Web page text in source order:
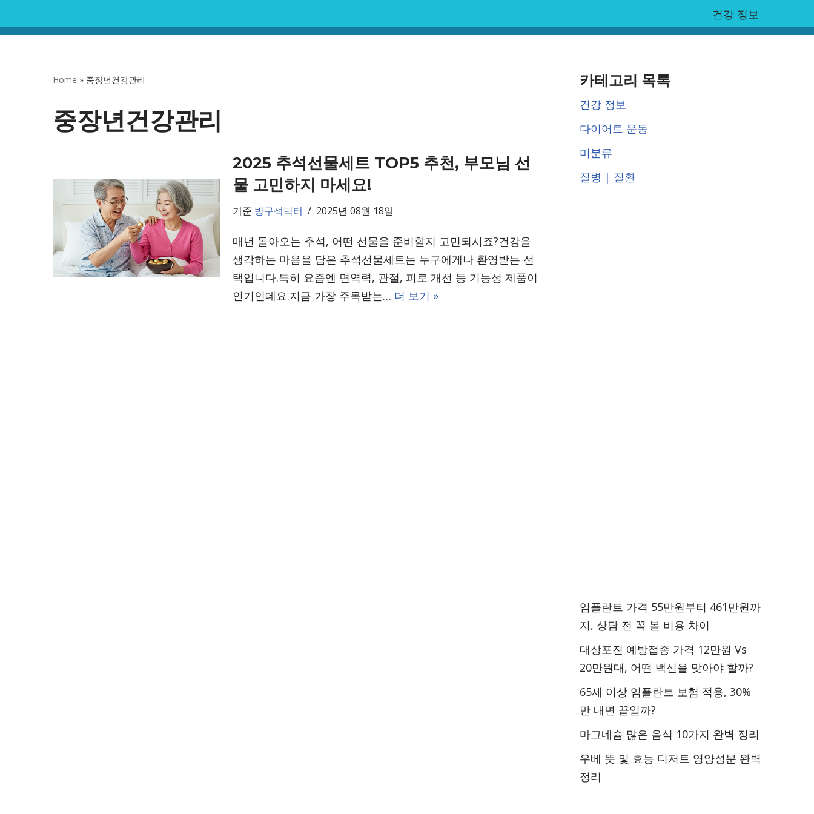
콘
건강 정보
Home » 중장년건강관리
중장년건강관리
2025 추석선물세트 TOP5 추천, 부모님 선
물 고민하지 마세요!
기준 방구석닥터 2025년 08월 18일
매년 돌아오는 추석, 어떤 선물을 준비할지 고민되시죠?건강을
생각하는 마음을 담은 추석선물세트는 누구에게나 환영받는 선
택입니다.특히 요즘엔 면역력, 관절, 피로 개선 등 기능성 제품이
인기인데요.지금 가장 주목받는… 더 보기 »
카테고리 목록
건강 정보
다이어트 운동
미분류
질병 | 질환
임플란트 가격 55만원부터 461만원까
지, 상담 전 꼭 볼 비용 차이
대상포진 예방접종 가격 12만원 Vs
20만원대, 어떤 백신을 맞아야 할까?
65세 이상 임플란트 보험 적용, 30%
만 내면 끝일까?
마그네슘 많은 음식 10가지 완벽 정리
우베 뜻 및 효능 디저트 영양성분 완벽
정리